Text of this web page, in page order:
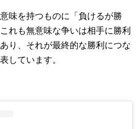
味を持つものに「負けるが勝
れも無意味な争いは相手に勝利
り、それが最終的な勝利につな
しています。